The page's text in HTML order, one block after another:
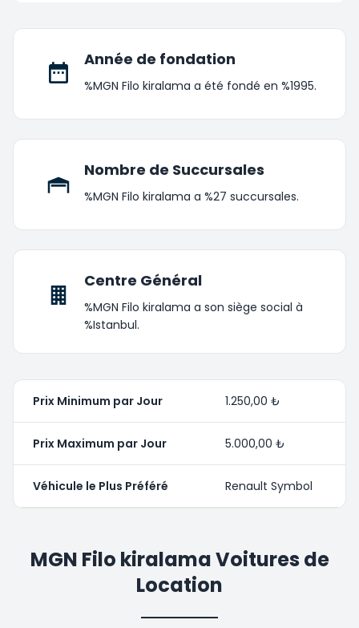
Année de fondation
%MGN Filo kiralama a été fondé en %1995.
Nombre de Succursales
%MGN Filo kiralama a %27 succursales.
Centre Général
%MGN Filo kiralama a son siège social à
%Istanbul.
Prix Minimum par Jour 1.250,00 ₺
Prix Maximum par Jour 5.000,00 ₺
Véhicule le Plus Préféré Renault Symbol
MGN Filo kiralama Voitures de
Location